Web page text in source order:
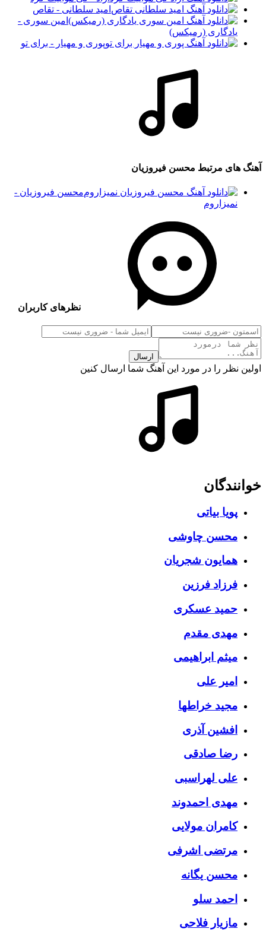
امید سلطانی - تقاص
امین سوری -
یادگاری (رمیکس)
پوری و مهیار - برای تو
آهنگ های مرتبط محسن فیروزیان
محسن فیروزیان -
نمیزاروم
نظرهای کاربران
ارسال
اولین نظر را در مورد این آهنگ شما ارسال کنین
خوانندگان
پویا بیاتی
محسن چاوشی
همایون شجریان
فرزاد فرزین
حمید عسکری
مهدی مقدم
میثم ابراهیمی
امیر علی
مجید خراطها
افشین آذری
رضا صادقی
علی لهراسبی
مهدی احمدوند
کامران مولایی
مرتضی اشرفی
محسن یگانه
احمد سلو
مازیار فلاحی